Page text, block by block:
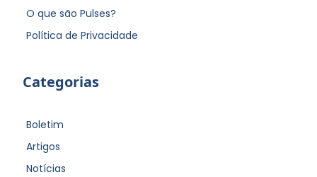
O que são Pulses?
Política de Privacidade
Categorias
Boletim
Artigos
Notícias